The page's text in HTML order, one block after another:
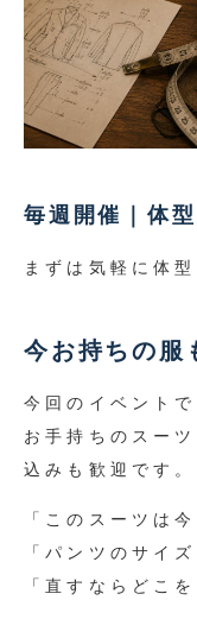
毎週開催｜体
まずは気軽に体
今お持ちの服
今回のイベントで
お手持ちのスー
込みも歓迎です。
「このスーツは
「パンツのサイ
「直すならどこ